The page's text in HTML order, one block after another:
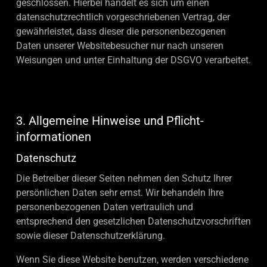
geschlossen. Hierbei handelt es sich um einen
datenschutzrechtlich vorgeschriebenen Vertrag, der
gewährleistet, dass dieser die personenbezogenen
Daten unserer Websitebesucher nur nach unseren
Weisungen und unter Einhaltung der DSGVO verarbeitet.
3. Allgemeine Hinweise und Pflicht­
informationen
Datenschutz
Die Betreiber dieser Seiten nehmen den Schutz Ihrer
persönlichen Daten sehr ernst. Wir behandeln Ihre
personenbezogenen Daten vertraulich und
entsprechend den gesetzlichen Datenschutzvorschriften
sowie dieser Datenschutzerklärung.
Wenn Sie diese Website benutzen, werden verschiedene